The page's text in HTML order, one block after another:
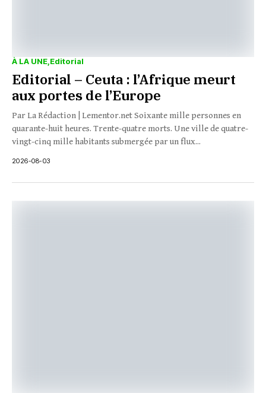
À LA UNE Editorial
Editorial – Ceuta : l’Afrique meurt
aux portes de l’Europe
Par La Rédaction | Lementor.net Soixante mille personnes en
quarante-huit heures. Trente-quatre morts. Une ville de quatre-
vingt-cinq mille habitants submergée par un flux...
2026-08-03